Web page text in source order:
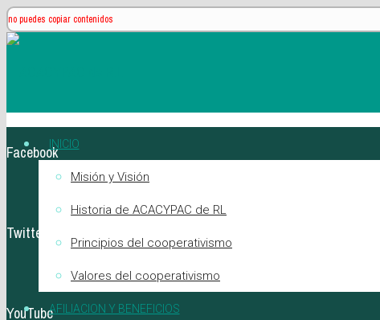
no puedes copiar contenidos
Facebook
Twitter
YouTube
INICIO
Misión y Visión
Historia de ACACYPAC de RL
Principios del cooperativismo
Valores del cooperativismo
AFILIACION Y BENEFICIOS